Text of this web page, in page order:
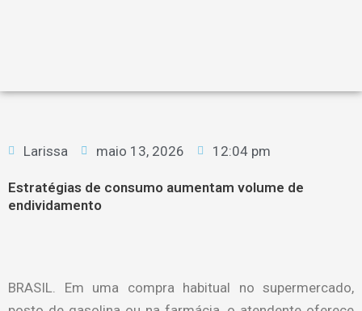
Larissa maio 13, 2026 12:04 pm
Estratégias de consumo aumentam volume de
endividamento
BRASIL. Em uma compra habitual no supermercado,